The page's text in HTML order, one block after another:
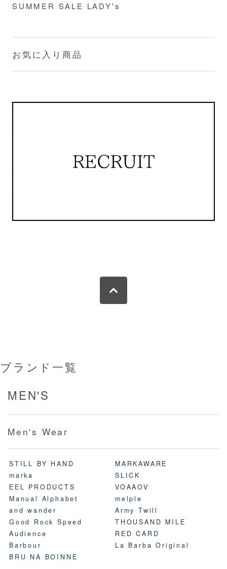
SUMMER SALE LADY's
お気に入り商品
ブランド一覧
MEN'S
Men's Wear
STILL BY HAND
MARKAWARE
marka
SLICK
EEL PRODUCTS
VOAAOV
Manual Alphabet
melple
and wander
Army Twill
Good Rock Speed
THOUSAND MILE
Audience
RED CARD
Barbour
La Barba Original
BRU NA BOINNE